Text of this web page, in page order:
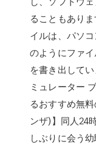
ることもあり
イルは、パソ
のようにファ
を書き出して
ミュレーター
るおすすめ無
ンザ)】同人24
しぶりに会う